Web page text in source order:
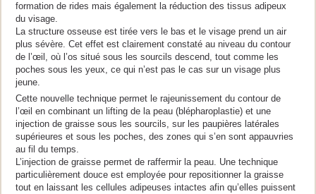
formation de rides mais également la réduction des tissus adipeux
du visage.
La structure osseuse est tirée vers le bas et le visage prend un air
plus sévère. Cet effet est clairement constaté au niveau du contour
de l’œil, où l’os situé sous les sourcils descend, tout comme les
poches sous les yeux, ce qui n’est pas le cas sur un visage plus
jeune.
Cette nouvelle technique permet le rajeunissement du contour de
l’œil en combinant un lifting de la peau (blépharoplastie) et une
injection de graisse sous les sourcils, sur les paupières latérales
supérieures et sous les poches, des zones qui s’en sont appauvries
au fil du temps.
L’injection de graisse permet de raffermir la peau. Une technique
particulièrement douce est employée pour repositionner la graisse
tout en laissant les cellules adipeuses intactes afin qu’elles puissent